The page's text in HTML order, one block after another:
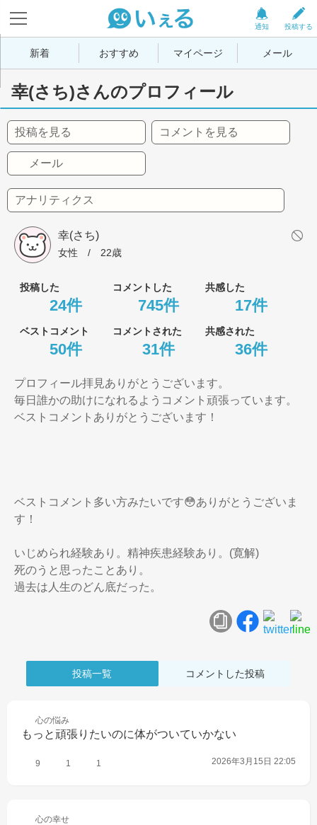
投稿する
通知
新着 おすすめ マイページ メール
幸(さち)さんのプロフィール
投稿を見る コメントを見る
メール
アナリティクス
幸(さち)
女性 / 22歳
投稿した コメントした 共感した
24件 745件 17件
ベストコメント コメントされた 共感された
50件 31件 36件
プロフィール拝見ありがとうございます。
毎日誰かの助けになれるようコメント頑張っています。
ベストコメントありがとうございます！
ベストコメント多い方みたいです😳ありがとうございま
す！
いじめられ経験あり。精神疾患経験あり。(寛解)
死のうと思ったことあり。
過去は人生のどん底だった。
投稿一覧 コメントした投稿
心の悩み
もっと頑張りたいのに体がついていかない
9 1 1 2026年3月15日 22:05
心の幸せ